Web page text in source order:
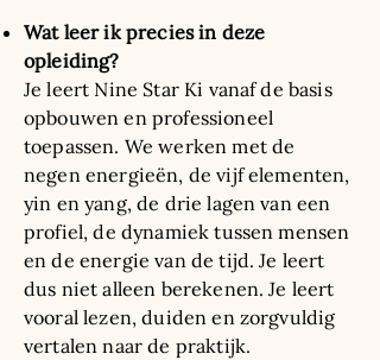
Wat leer ik precies in deze
opleiding?
Je leert Nine Star Ki vanaf de basis
opbouwen en professioneel
toepassen. We werken met de
negen energieën, de vijf elementen,
yin en yang, de drie lagen van een
profiel, de dynamiek tussen mensen
en de energie van de tijd. Je leert
dus niet alleen berekenen. Je leert
vooral lezen, duiden en zorgvuldig
vertalen naar de praktijk.